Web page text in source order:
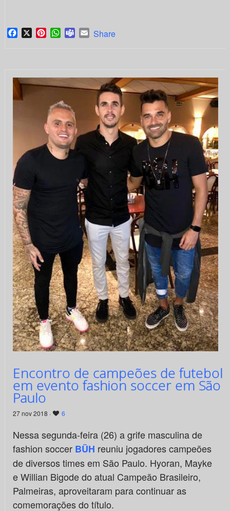
Facebook
X PinterestWhatsApp
TeamsEmail
Share
Encontro de campeões de futebol
em evento fashion soccer em São
Paulo
27 nov 2018 · 6
Nessa segunda-feira (26) a grife masculina de
fashion soccer BÜH reuniu jogadores campeões
de diversos times em São Paulo. Hyoran, Mayke
e Willian Bigode do atual Campeão Brasileiro,
Palmeiras, aproveitaram para continuar as
comemorações do título.